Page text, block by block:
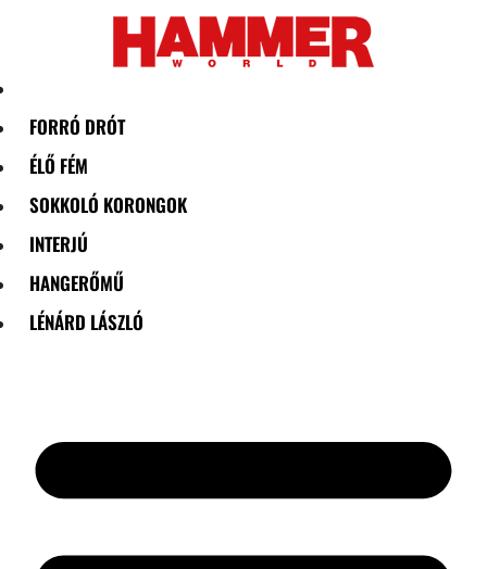
FORRÓ DRÓT
ÉLŐ FÉM
SOKKOLÓ KORONGOK
INTERJÚ
HANGERŐMŰ
LÉNÁRD LÁSZLÓ